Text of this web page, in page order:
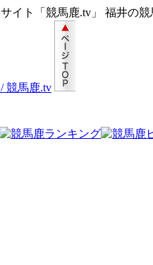
イト「競馬鹿.tv」 福井の